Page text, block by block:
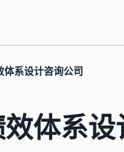
体系设计咨询公司
体系